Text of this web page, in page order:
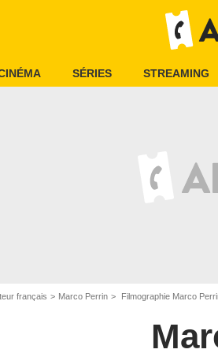
SÉRIES STREAMING
français Marco Perrin Filmographie Marco